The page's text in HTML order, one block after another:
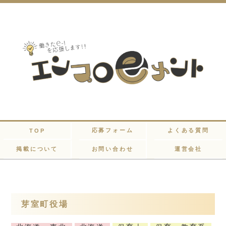
TOP 応募フォーム よくある質問
掲載について お問い合わせ 運営会社
芽室町役場